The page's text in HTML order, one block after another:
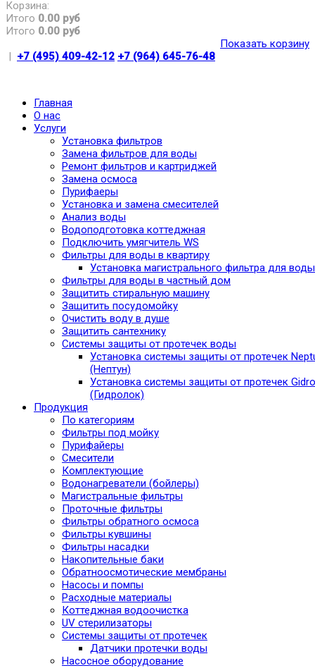
Корзина:
Итого 0.00 руб
Итого 0.00 руб
Показать корзину
| +7 (495) 409-42-12 +7 (964) 645-76-48
Главная
О нас
Услуги
Установка фильтров
Замена фильтров для воды
Ремонт фильтров и картриджей
Замена осмоса
Пурифаеры
Установка и замена смесителей
Анализ воды
Водоподготовка коттеджная
Подключить умягчитель WS
Фильтры для воды в квартиру
Установка магистрального фильтра для воды
Фильтры для воды в частный дом
Защитить стиральную машину
Защитить посудомойку
Очистить воду в душе
Защитить сантехнику
Системы защиты от протечек воды
Установка системы защиты от протечек
(Нептун)
Установка системы защиты от протечек
(Гидролок)
Продукция
По категориям
Фильтры под мойку
Пурифайеры
Смесители
Комплектующие
Водонагреватели (бойлеры)
Магистральные фильтры
Проточные фильтры
Фильтры обратного осмоса
Фильтры кувшины
Фильтры насадки
Накопительные баки
Обратноосмотические мембраны
Насосы и помпы
Расходные материалы
Коттеджная водоочистка
UV стерилизаторы
Системы защиты от протечек
Датчики протечки воды
Насосное оборудование